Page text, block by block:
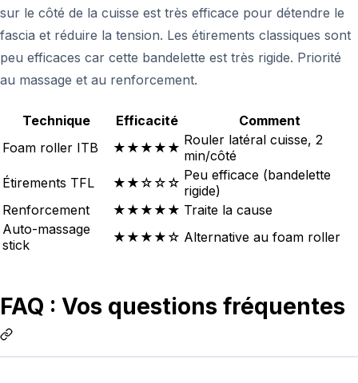
sur le côté de la cuisse est très efficace pour détendre le
fascia et réduire la tension. Les étirements classiques sont
peu efficaces car cette bandelette est très rigide. Priorité
au massage et au renforcement.
Technique Efficacité
Comment
Foam roller ITB
★★★★★ Rouler latéral cuisse, 2
min/côté
Étirements TFL
★★☆☆☆ Peu efficace (bandelette
rigide)
Renforcement
★★★★★ Traite la cause
Auto-massage
stick
★★★★☆ Alternative au foam roller
FAQ : Vos questions fréquentes